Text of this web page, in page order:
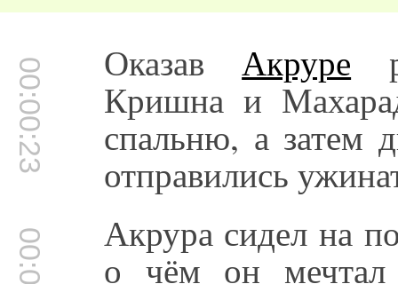
00:00:23 ОказавАкруре
Кришна и
спальню, а затем
отправились
Акрура сидел на
о чём он